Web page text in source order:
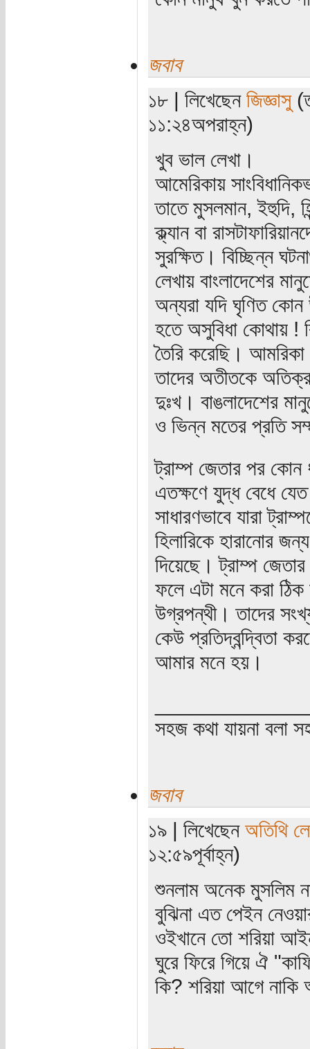
জবাব
১৮ | লিখেছেন জিজ্ঞাসু
১১:২৪অপরাহ্ন)
খুব ভাল লেখা।
আমেরিকায়
তাতে মুসলমান, ইহুদি,
ক্ল্যান বা
সুরক্ষিত। বিচ্ছিন্ন
লেখায় বাংলাদেশের
অন্যরা যদি ঘৃণিত কোন
হতে অসুবিধা কোথায় !
তৈরি করেছি।
তাদের অতীতকে
দুঃখ। বাঙলাদেশের
ও ভিন্ন মতের প্রতি
ট্রাম্প জেতার পর কোন
এতক্ষণে যুদ্ধ বেধে
সাধারণভাবে যারা
হিলারিকে হারানোর
দিয়েছে। ট্রাম্প
ফলে এটা মনে করা ঠিক
উগ্রপন্থী। তাদের
কেউ প্রতিদ্বন্দ্বিতা
আমার মনে হয়।
সহজ কথা যায়না বলা
জবাব
১৯ | লিখেছেন অতিথি
১২:৫৯পূর্বাহ্ন)
শুনলাম অনেক মুসলিম
বুঝিনা এত পেইন
ওইখানে তো শরিয়া
ঘুরে ফিরে গিয়ে ঐ
কি? শরিয়া আগে নাকি